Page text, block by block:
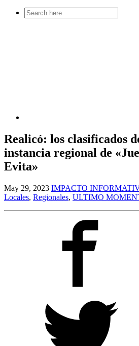
Search
for:
Realicó: los clasificados
instancia regional de
Evita»
May 29, 2023 IMPACTO
Locales, Regionales, ULTIMO